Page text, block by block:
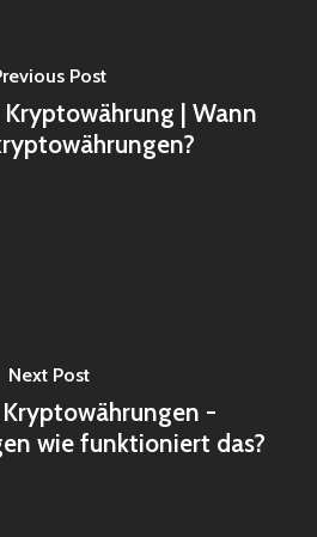
Post
| Wann
Next Post
-
wie funktioniert das?